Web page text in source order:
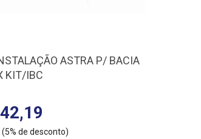
ASTRA P/ BACIA
KIT/IBC
de desconto)